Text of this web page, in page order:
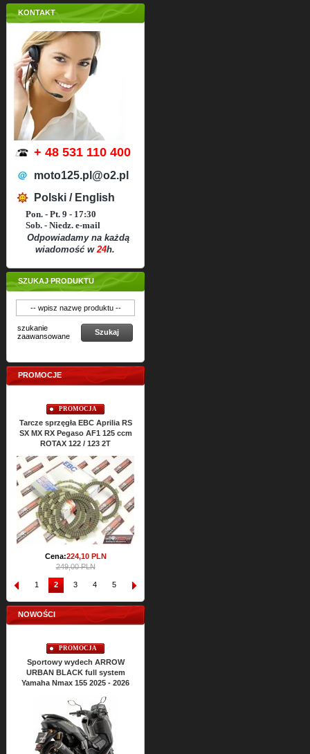
KONTAKT
+ 48 531 110 400
moto125.pl@o2.pl
Polski / English
Pon. - Pt. 9 - 17:30
Sob. - Niedz. e-mail
Odpowiadamy na każdą
wiadomość w24h.
SZUKAJ PRODUKTU
szukanie
zaawansowane
Szukaj
PROMOCJE
PROMOCJA
Tarcze sprzęgła EBC Aprilia RS
SX MX RX Pegaso AF1 125 ccm
ROTAX 122 / 123 2T
Cena:224,10PLN
249,00 PLN
1 2 3 4 5 6
NOWOŚCI
PROMOCJA
Sportowy wydech ARROW
URBAN BLACK full system
Yamaha Nmax 155 2025 - 2026